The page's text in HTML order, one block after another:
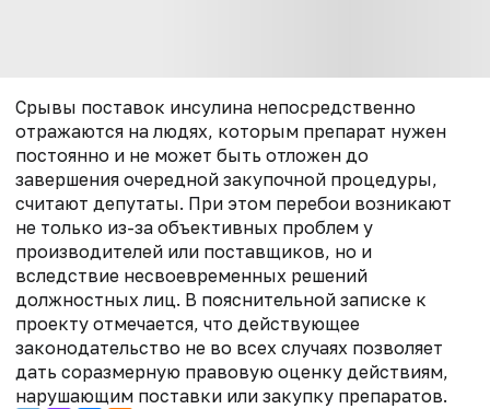
Срывы поставок инсулина непосредственно
отражаются на людях, которым препарат нужен
постоянно и не может быть отложен до
завершения очередной закупочной процедуры,
считают депутаты. При этом перебои возникают
не только из-за объективных проблем у
производителей или поставщиков, но и
вследствие несвоевременных решений
должностных лиц. В пояснительной записке к
проекту отмечается, что действующее
законодательство не во всех случаях позволяет
дать соразмерную правовую оценку действиям,
нарушающим поставки или закупку препаратов.